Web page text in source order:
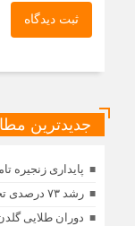
ثبت دیدگاه
جدیدترین
پایداری زنجیره
رشد ۷۳ درصدی تجارت ایران و ترکیه در سایه محاصره دریایی
دوران طلایی